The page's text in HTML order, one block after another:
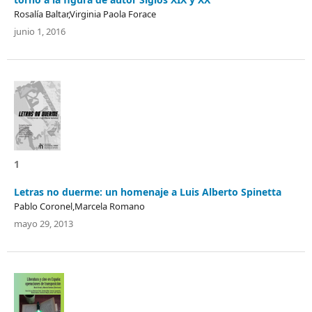
Rosalía Baltar,Virginia Paola Forace
junio 1, 2016
1
Letras no duerme: un homenaje a Luis Alberto Spinetta
Pablo Coronel,Marcela Romano
mayo 29, 2013